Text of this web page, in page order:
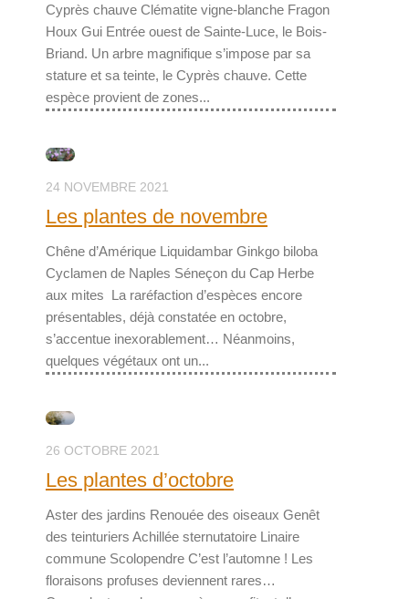
Cyprès chauve Clématite vigne-blanche Fragon
Houx Gui Entrée ouest de Sainte-Luce, le Bois-
Briand. Un arbre magnifique s’impose par sa
stature et sa teinte, le Cyprès chauve. Cette
espèce provient de zones...
24 NOVEMBRE 2021
Les plantes de novembre
Chêne d’Amérique Liquidambar Ginkgo biloba
Cyclamen de Naples Séneçon du Cap Herbe
aux mites La raréfaction d’espèces encore
présentables, déjà constatée en octobre,
s’accentue inexorablement… Néanmoins,
quelques végétaux ont un...
26 OCTOBRE 2021
Les plantes d’octobre
Aster des jardins Renouée des oiseaux Genêt
des teinturiers Achillée sternutatoire Linaire
commune Scolopendre C’est l’automne ! Les
floraisons profuses deviennent rares…